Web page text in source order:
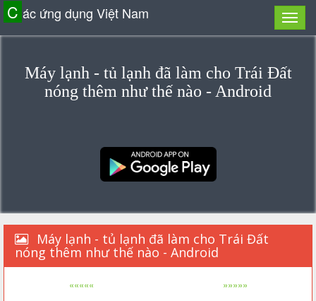
C ác ứng dụng Việt Nam
Máy lạnh - tủ lạnh đã làm cho Trái Đất
nóng thêm như thế nào - Android
Máy lạnh - tủ lạnh đã làm cho Trái Đất
nóng thêm như thế nào - Android
«««««
»»»»»